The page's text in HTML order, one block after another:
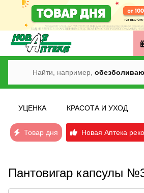
Найти, например,
УЦЕНКА КРАСОТА И УХОД
Товар дня Новая Аптека
Пантовигар капсулы